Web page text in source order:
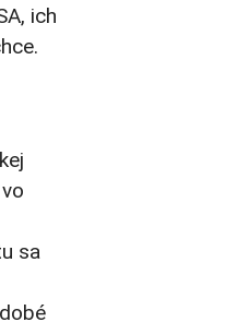
ich
sa